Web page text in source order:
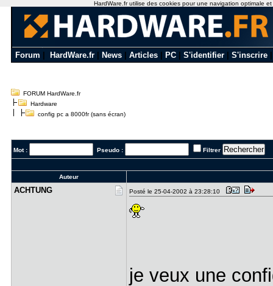
Forum HardWare.fr News Articles PC S'identifier S'inscrire
FORUM HardWare.fr
Hardware
config pc a 8000fr (sans écran)
Mot : Pseudo : Filtrer
Auteur
ACHTUNG Posté le 25-04-2002 à 23:28:10
je veux une
HardWare.fr utilise des cookies pour une navigation optimale